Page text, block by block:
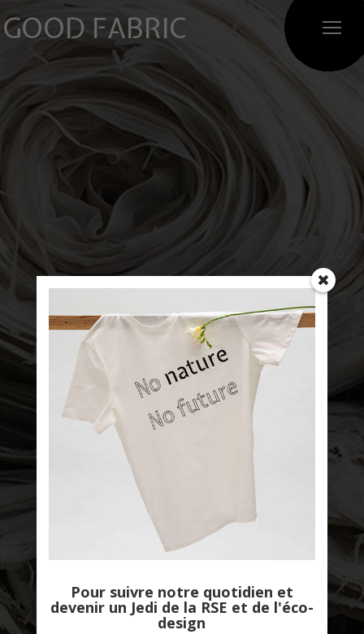
GOOD FABRIC
Good Stories
Pour suivre notre quotidien et
devenir un Jedi de la RSE et de l'éco-
design